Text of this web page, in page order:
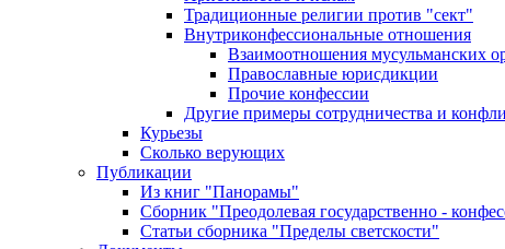
Традиционные религии против "сект"
Внутриконфессиональные отношения
Взаимоотношения мусульманских
Православные юрисдикции
Прочие конфессии
Другие примеры сотрудничества и
Курьезы
Сколько верующих
Публикации
Из книг "Панорамы"
Сборник "Преодолевая государственно -
Статьи сборника "Пределы светскости"